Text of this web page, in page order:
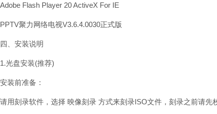
Adobe Flash Player 20 ActiveX For IE
PPTV聚力网络电视V3.6.4.0030正式版
四、安装说明
1.光盘安装(推荐)
安装前准备：
请用刻录软件，选择 映像刻录 方式来刻录ISO文件，刻录之前请